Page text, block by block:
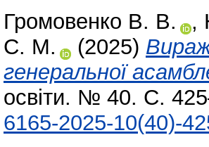
Громовенко В. В.
,
С. М.
(2025)
генеральної
освіти. № 40. С.
6165-2025-10(40)-